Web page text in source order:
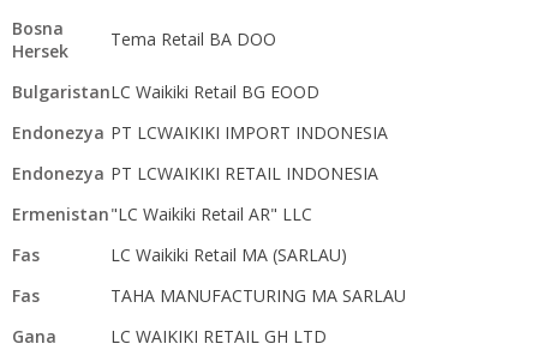
Bosna
Hersek
Tema Retail BA DOO
BulgaristanLC Waikiki Retail BG EOOD
Endonezya PT LCWAIKIKI IMPORT INDONESIA
Endonezya PT LCWAIKIKI RETAIL INDONESIA
Ermenistan"LC Waikiki Retail AR" LLC
Fas
LC Waikiki Retail MA (SARLAU)
Fas
TAHA MANUFACTURING MA SARLAU
Gana
LC WAIKIKI RETAIL GH LTD